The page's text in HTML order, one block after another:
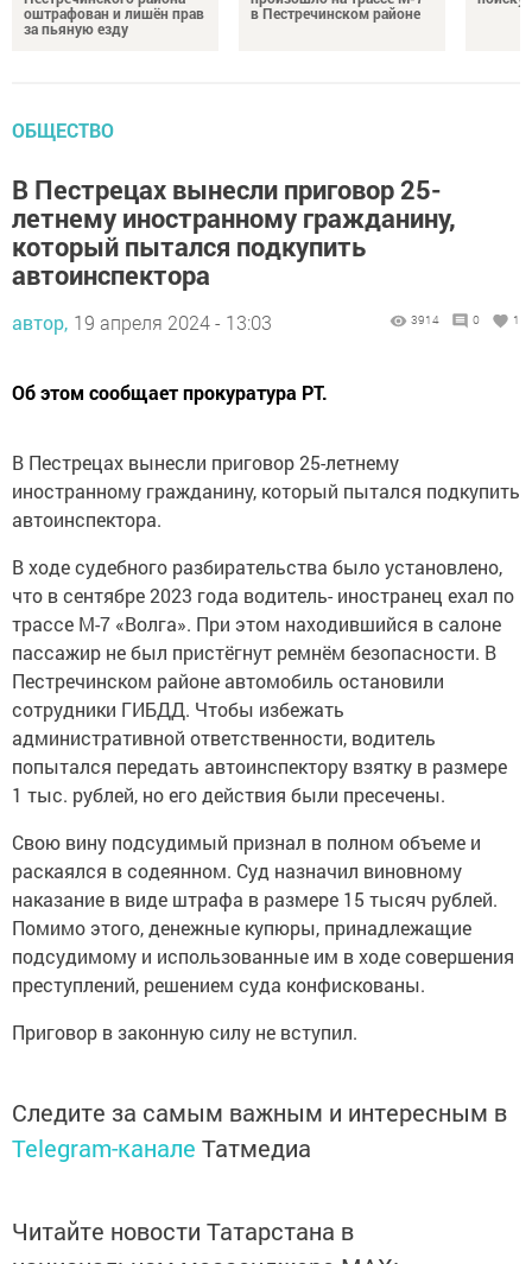
оштрафован и лишён прав
за пьяную езду
в Пестречинском районе
ОБЩЕСТВО
В Пестрецах вынесли приговор 25-
летнему иностранному гражданину,
который пытался подкупить
автоинспектора
автор, 19 апреля 2024 - 13:03 3914 0 1
Об этом сообщает прокуратура РТ.
В Пестрецах вынесли приговор 25-летнему
иностранному гражданину, который пытался подкупить
автоинспектора.
В ходе судебного разбирательства было установлено,
что в сентябре 2023 года водитель- иностранец ехал по
трассе М-7 «Волга». При этом находившийся в салоне
пассажир не был пристёгнут ремнём безопасности. В
Пестречинском районе автомобиль остановили
сотрудники ГИБДД. Чтобы избежать
административной ответственности, водитель
попытался передать автоинспектору взятку в размере
1 тыс. рублей, но его действия были пресечены.
Свою вину подсудимый признал в полном объеме и
раскаялся в содеянном. Суд назначил виновному
наказание в виде штрафа в размере 15 тысяч рублей.
Помимо этого, денежные купюры, принадлежащие
подсудимому и использованные им в ходе совершения
преступлений, решением суда конфискованы.
Приговор в законную силу не вступил.
Следите за самым важным и интересным в
Telegram-канале Татмедиа
Читайте новости Татарстана в